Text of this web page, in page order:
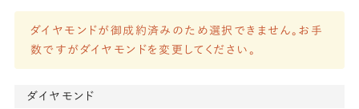
ダイヤモンドが御成約済みのため選択できません。お手
数ですがダイヤモンドを変更してください。
ダイヤモンド